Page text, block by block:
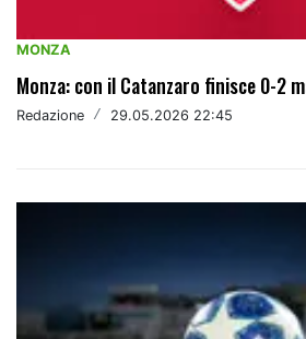
MONZA
Monza: con il Catanzaro finisce 0-2
Redazione / 29.05.2026 22:45